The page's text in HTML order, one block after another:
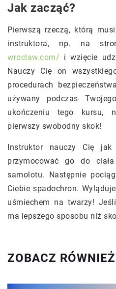
Jak zacząć?
Pierwszą rzeczą, którą
instruktora, np. na
wroclaw.com/ i wzięcie
Nauczy Cię on
procedurach
używany podczas
ukończeniu tego kursu,
pierwszy swobodny skok!
Instruktor nauczy Cię jak
przymocować go do
samolotu. Następnie
Ciebie spadochron.
uśmiechem na twarzy!
ma lepszego sposobu niż
ZOBACZ RÓWNIEŻ